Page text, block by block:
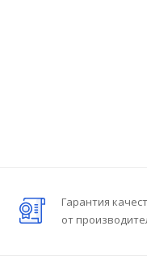
Гарантия
от